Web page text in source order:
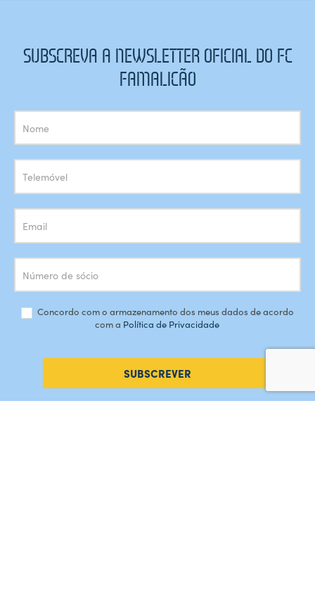
SUBSCREVA A NEWSLETTER OFICIAL DO FC
FAMALICÃO
Subscrição
Newsletter
Concordo com o armazenamento dos meus dados de acordo
com a Política de Privacidade
SUBSCREVER